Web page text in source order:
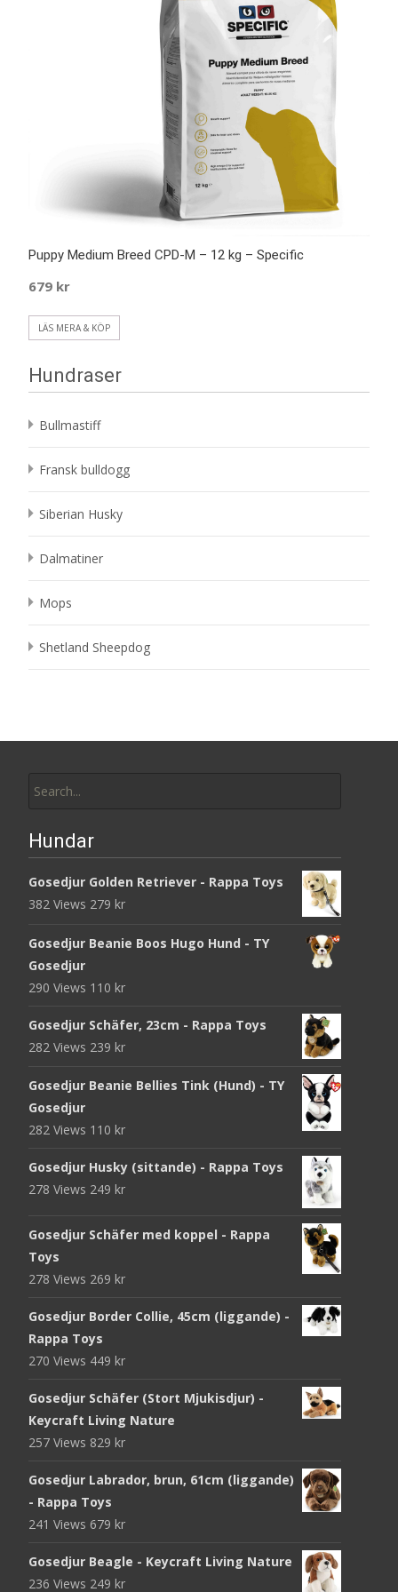
Puppy Medium Breed CPD-M – 12 kg – Specific
679 kr
LÄS MERA & KÖP
Hundraser
Bullmastiff
Fransk bulldogg
Siberian Husky
Dalmatiner
Mops
Shetland Sheepdog
for:
Hundar
Gosedjur Golden Retriever - Rappa Toys
382 Views 279 kr
Gosedjur Beanie Boos Hugo Hund - TY
Gosedjur
290 Views 110 kr
Gosedjur Schäfer, 23cm - Rappa Toys
282 Views 239 kr
Gosedjur Beanie Bellies Tink (Hund) - TY
Gosedjur
282 Views 110 kr
Gosedjur Husky (sittande) - Rappa Toys
278 Views 249 kr
Gosedjur Schäfer med koppel - Rappa
Toys
278 Views 269 kr
Gosedjur Border Collie, 45cm (liggande) -
Rappa Toys
270 Views 449 kr
Gosedjur Schäfer (Stort Mjukisdjur) -
Keycraft Living Nature
257 Views 829 kr
Gosedjur Labrador, brun, 61cm (liggande)
- Rappa Toys
241 Views 679 kr
Gosedjur Beagle - Keycraft Living Nature
236 Views 249 kr